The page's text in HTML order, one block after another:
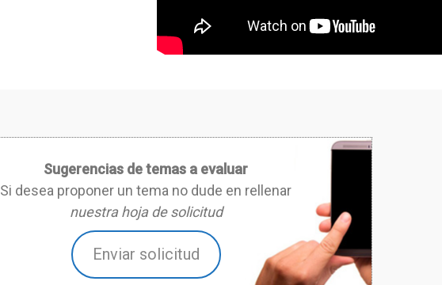
Sugerencias de temas a evaluar
Si desea proponer un tema no dude en rellenar
nuestra hoja de solicitud
Enviar solicitud